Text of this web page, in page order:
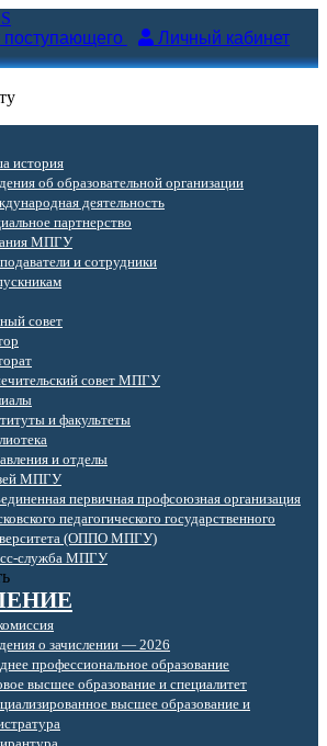
Личный кабинет
история
об образовательной организации
деятельность
партнерство
МПГУ
и сотрудники
совет
совет МПГУ
и факультеты
и отделы
МПГУ
первичная профсоюзная организация
педагогического государственного
(ОППО МПГУ)
служба МПГУ
о зачислении — 2026
профессиональное образование
высшее образование и специалитет
высшее образование и